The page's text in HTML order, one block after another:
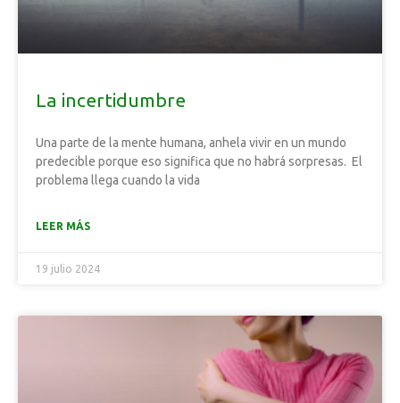
La incertidumbre
Una parte de la mente humana, anhela vivir en un mundo
predecible porque eso significa que no habrá sorpresas. El
problema llega cuando la vida
LEER MÁS
19 julio 2024